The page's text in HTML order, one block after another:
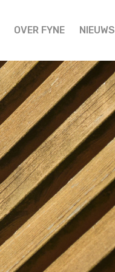
OVER FYNE NIEUWS